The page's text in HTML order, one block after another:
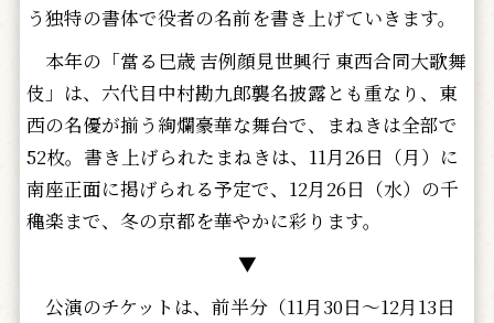
う独特の書体で役者の名前を書き上げていきます。
本年の「當る巳歳 吉例顔見世興行 東西合同大歌舞
伎」は、六代目中村勘九郎襲名披露とも重なり、東
西の名優が揃う絢爛豪華な舞台で、まねきは全部で
52枚。書き上げられたまねきは、11月26日（月）に
南座正面に掲げられる予定で、12月26日（水）の千
穐楽まで、冬の京都を華やかに彩ります。
▼
公演のチケットは、前半分（11月30日～12月13日